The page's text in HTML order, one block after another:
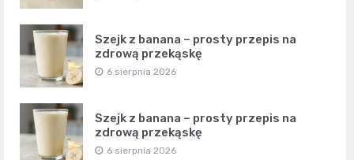
Szejk z banana – prosty przepis na
zdrową przekąskę
6 sierpnia 2026
Szejk z banana – prosty przepis na
zdrową przekąskę
6 sierpnia 2026